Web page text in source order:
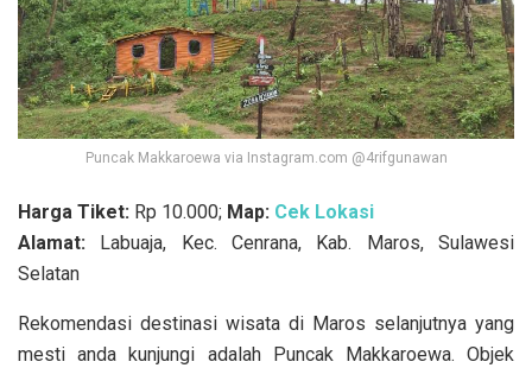
Puncak Makkaroewa via Instagram.com @4rifgunawan
Harga Tiket: Rp 10.000; Map: Cek Lokasi
Alamat: Labuaja, Kec. Cenrana, Kab. Maros, Sulawesi
Selatan
Rekomendasi destinasi wisata di Maros selanjutnya yang
mesti anda kunjungi adalah Puncak Makkaroewa. Objek